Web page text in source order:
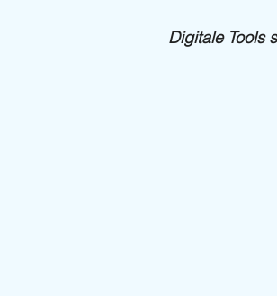
Digitale Tools